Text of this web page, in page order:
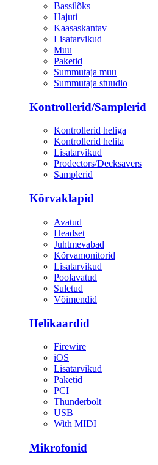
Bassilõks
Hajuti
Kaasaskantav
Lisatarvikud
Muu
Paketid
Summutaja muu
Summutaja stuudio
Kontrollerid/Samplerid
Kontrollerid heliga
Kontrollerid helita
Lisatarvikud
Prodectors/Decksavers
Samplerid
Kõrvaklapid
Avatud
Headset
Juhtmevabad
Kõrvamonitorid
Lisatarvikud
Poolavatud
Suletud
Võimendid
Helikaardid
Firewire
iOS
Lisatarvikud
Paketid
PCI
Thunderbolt
USB
With MIDI
Mikrofonid